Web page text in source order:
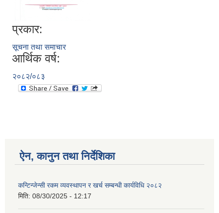
प्रकार:
सूचना तथा समाचार
आर्थिक वर्ष:
२०८२/०८३
ऐन, कानुन तथा निर्देशिका
कन्टिन्जेन्सी रकम व्यवस्थापन र खर्च सम्बन्धी कार्यविधि २०८२
मिति: 08/30/2025 - 12:17